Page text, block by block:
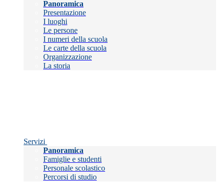
Panoramica
Presentazione
I luoghi
Le persone
I numeri della scuola
Le carte della scuola
Organizzazione
La storia
Servizi
Panoramica
Famiglie e studenti
Personale scolastico
Percorsi di studio